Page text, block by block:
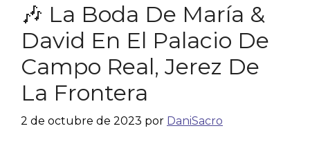
🎶 La Boda De María &
David En El Palacio De
Campo Real, Jerez De
La Frontera
2 de octubre de 2023 por DaniSacro